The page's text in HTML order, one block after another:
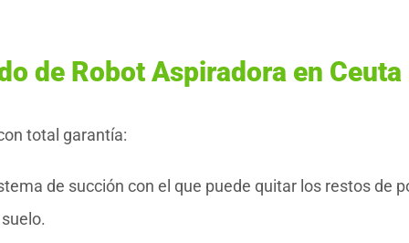
de Robot Aspiradora en Ceuta
total garantía:
de succión con el que puede quitar los restos de